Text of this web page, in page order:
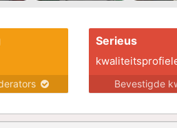
Serieus
Bevestigde